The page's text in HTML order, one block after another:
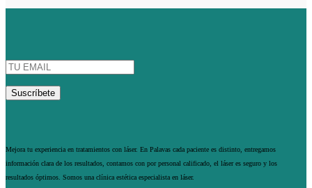
Mejora tu experiencia en tratamientos con láser. En Palavas cada paciente es distinto, entregamos
información clara de los resultados, contamos con por personal calificado, el láser es seguro y los
resultados óptimos. Somos una clínica estética especialista en láser.